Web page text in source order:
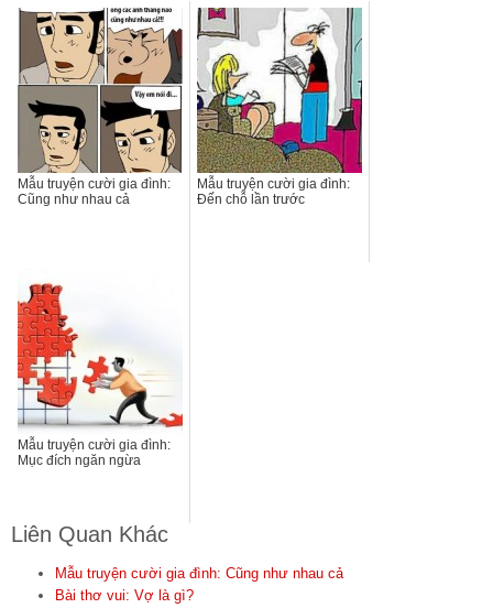
Mẫu truyện cười gia đình:
Cũng như nhau cả
Mẫu truyện cười gia đình:
Đến chỗ lần trước
Mẫu truyện cười gia đình:
Mục đích ngăn ngừa
Liên Quan Khác
Mẫu truyện cười gia đình: Cũng như nhau cả
Bài thơ vui: Vợ là gì?